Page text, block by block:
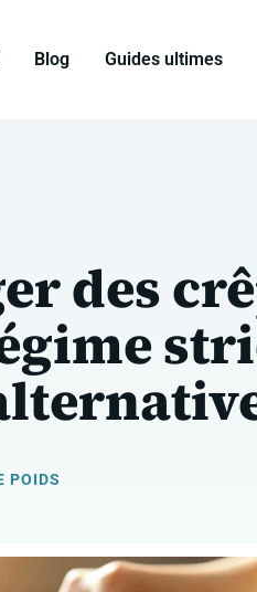
Blog Guides ultimes
des
POIDS